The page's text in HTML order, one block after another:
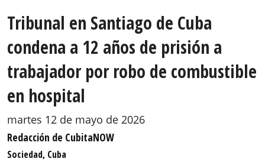
Tribunal en Santiago de Cuba
condena a 12 años de prisión a
trabajador por robo de combustible
en hospital
martes 12 de mayo de 2026
Redacción de CubitaNOW
Sociedad, Cuba